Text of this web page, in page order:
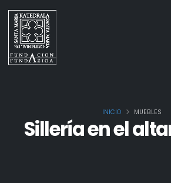
Sillería en el
INICIO MUEBLES